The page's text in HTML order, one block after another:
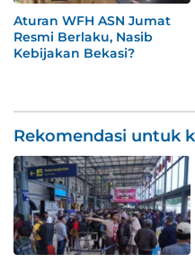
Aturan WFH ASN Jumat
Resmi Berlaku, Nasib
Kebijakan Bekasi?
Rekomendasi untuk